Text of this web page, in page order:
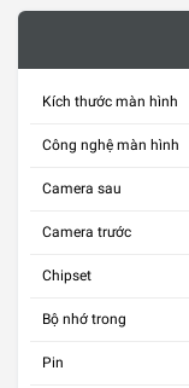
Kích thước màn hình
Công nghệ màn hình
Camera sau
Camera trước
Chipset
Bộ nhớ trong
Pin